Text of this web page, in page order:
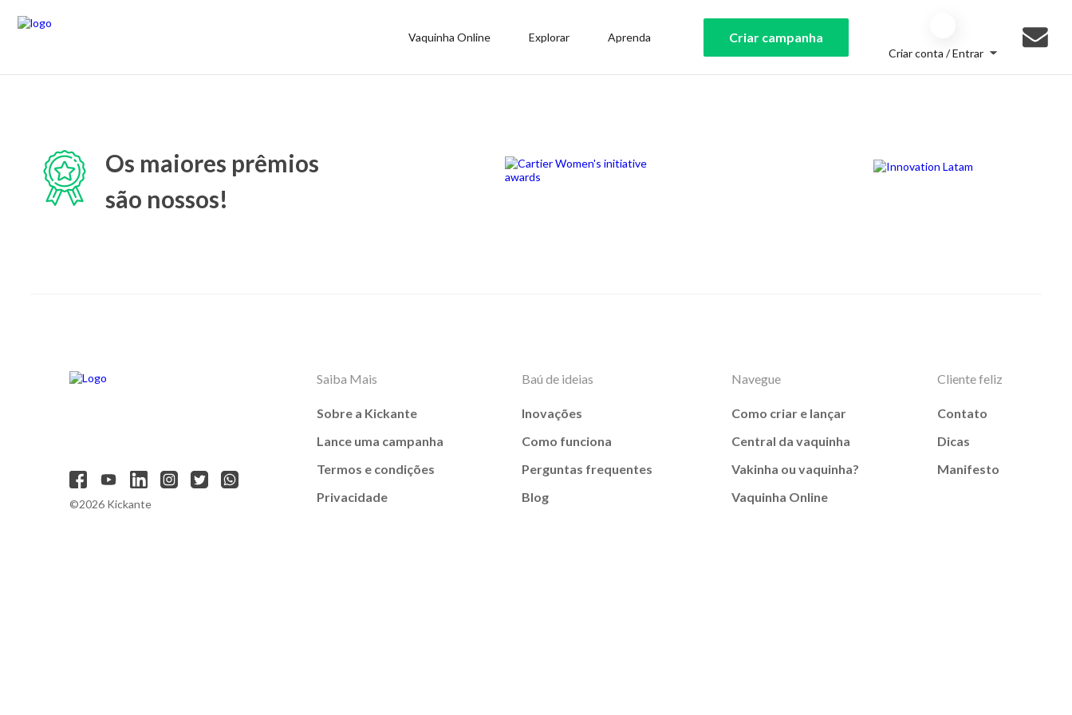
Vaquinha Online Explorar Aprenda Criar campanha
Criar conta / Entrar
Os maiores prêmios
são nossos!
©2026 Kickante
Saiba Mais
Sobre a Kickante
Lance uma campanha
Termos e condições
Privacidade
Baú de ideias
Inovações
Como funciona
Perguntas frequentes
Blog
Navegue
Como criar e lançar
Central da vaquinha
Vakinha ou vaquinha?
Vaquinha Online
Cliente feliz
Contato
Dicas
Manifesto